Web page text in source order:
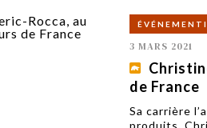
3 MARS 2021
de France
Sa carrière
produits.